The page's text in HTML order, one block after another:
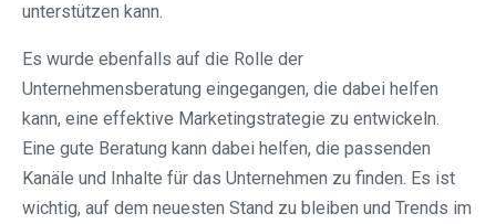
unterstützen kann.
Es wurde ebenfalls auf die Rolle der
Unternehmensberatung eingegangen, die dabei helfen
kann, eine effektive Marketingstrategie zu entwickeln.
Eine gute Beratung kann dabei helfen, die passenden
Kanäle und Inhalte für das Unternehmen zu finden. Es ist
wichtig, auf dem neuesten Stand zu bleiben und Trends im